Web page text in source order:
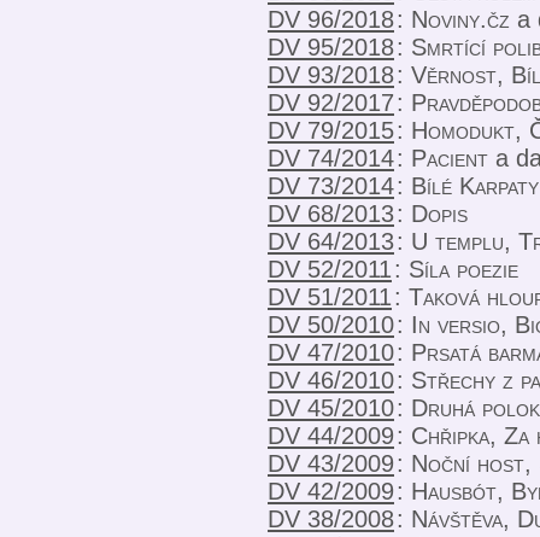
DV 96/2018: Noviny.čz a
DV 95/2018: Smrtící
DV 93/2018: Věrnost,
DV 92/2017:
DV 79/2015: Homodukt,
DV 74/2014: Pacient a
DV 73/2014: Bílé Karpaty
DV 68/2013: Dopis
DV 64/2013: U templu,
DV 52/2011: Síla poezie
DV 51/2011: Taková
DV 50/2010: In versio,
DV 47/2010: Prsatá
DV 46/2010: Střechy z
DV 45/2010: Druhá
DV 44/2009: Chřipka, Za
DV 43/2009: Noční host,
DV 42/2009: Hausbót,
DV 38/2008: Návštěva,